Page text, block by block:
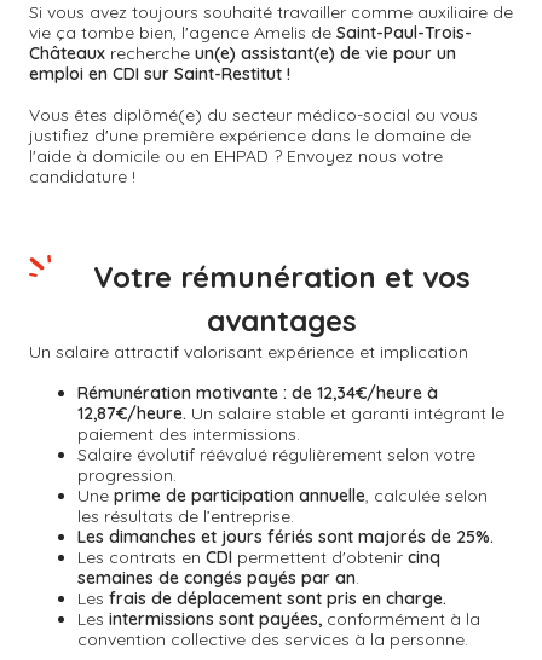
Si vous avez toujours souhaité travailler comme auxiliaire de
vie ça tombe bien, l'agence Amelis de Saint-Paul-Trois-
Châteaux recherche un(e) assistant(e) de vie pour un
emploi en CDI sur Saint-Restitut !
Vous êtes diplômé(e) du secteur médico-social ou vous
justifiez d'une première expérience dans le domaine de
l'aide à domicile ou en EHPAD ? Envoyez nous votre
candidature !
Un salaire attractif valorisant expérience et implication
Rémunération motivante : de 12,34€/heure à
12,87€/heure. Un salaire stable et garanti intégrant le
paiement des intermissions.
Salaire évolutif réévalué régulièrement selon votre
progression.
Une prime de participation annuelle, calculée selon
les résultats de l’entreprise.
Les dimanches et jours fériés sont majorés de 25%.
Les contrats en CDI permettent d'obtenir cinq
semaines de congés payés par an.
Les frais de déplacement sont pris en charge.
Les intermissions sont payées, conformément à la
convention collective des services à la personne.
Votre rémunération et vos
avantages